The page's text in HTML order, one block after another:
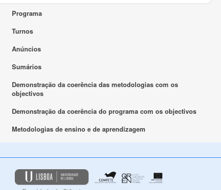
Programa
Turnos
Anúncios
Sumários
Demonstração da coerência das metodologias com os
objectivos
Demonstração da coerência do programa com os objectivos
Metodologias de ensino e de aprendizagem